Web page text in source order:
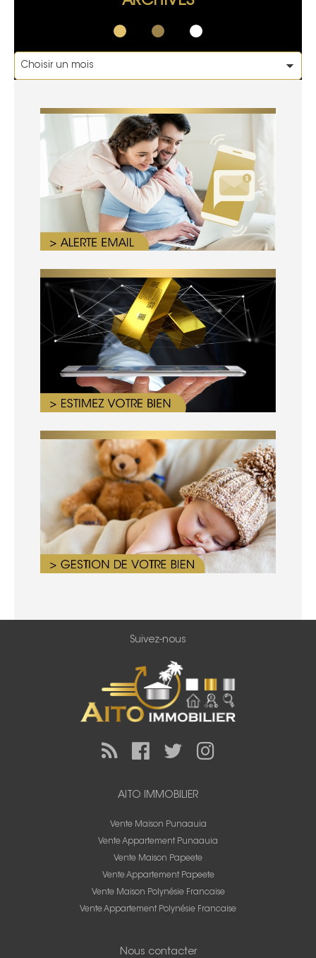
Suivez-nous
AITO IMMOBILIER
Vente Maison Punaauia
Vente Appartement Punaauia
Vente Maison Papeete
Vente Appartement Papeete
Vente Maison Polynésie Francaise
Vente Appartement Polynésie Francaise
Nous contacter